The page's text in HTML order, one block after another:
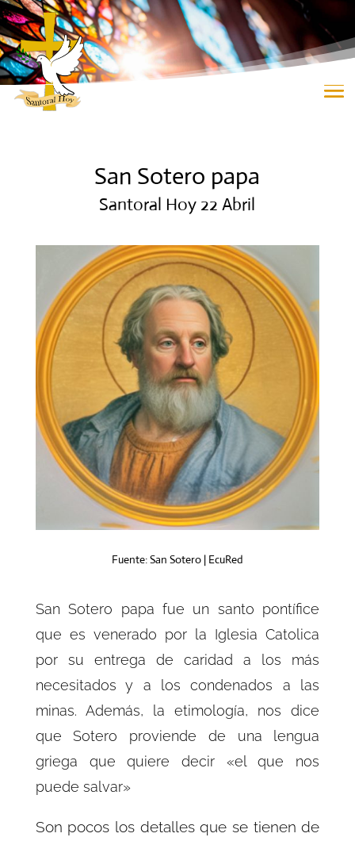
San Sotero papa
Santoral Hoy 22 Abril
Fuente: San Sotero | EcuRed
San Sotero papa fue un santo pontífice
que es venerado por la Iglesia Catolica
por su entrega de caridad a los más
necesitados y a los condenados a las
minas. Además, la etimología, nos dice
que Sotero proviende de una lengua
griega que quiere decir «el que nos
puede salvar»
Son pocos los detalles que se tienen de